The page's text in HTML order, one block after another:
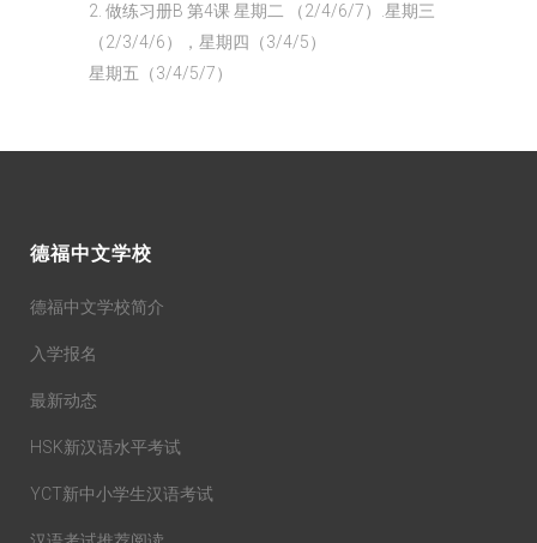
2. 做练习册B 第4课 星期二 （2/4/6/7）.星期三
（2/3/4/6），星期四（3/4/5）
星期五（3/4/5/7）
德福中文学校
德福中文学校简介
入学报名
最新动态
HSK新汉语水平考试
YCT新中小学生汉语考试